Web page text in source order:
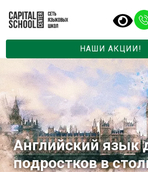
НАШИ АКЦИИ!
Английский язык
подростков в